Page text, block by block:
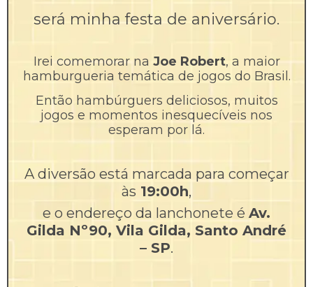
será minha festa de aniversário.
Irei comemorar na Joe Robert, a maior
hamburgueria temática de jogos do Brasil.
Então hambúrguers deliciosos, muitos
jogos e momentos inesquecíveis nos
esperam por lá.
A diversão está marcada para começar
às 19:00h,
e o endereço da lanchonete é Av.
Gilda Nº90, Vila Gilda, Santo André
– SP.